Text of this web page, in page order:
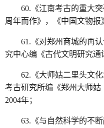
60.《江南考古的重大
周年而作》，《中国文物报
61.《对郑州商城的再
究中心编《古代文明研究通
62.《大师姑二里头文
考古研究所编《郑州大师姑
2004年；
63.《与自然科学的不